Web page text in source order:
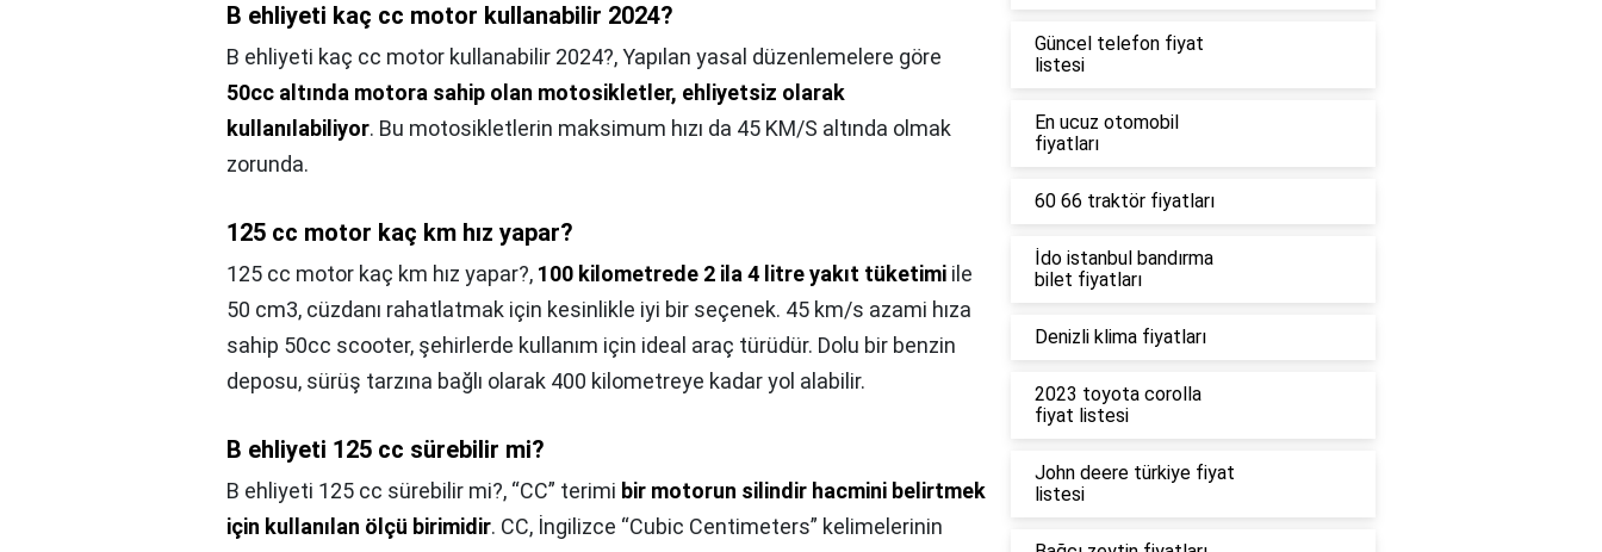
B ehliyeti kaç cc motor kullanabilir 2024?
B ehliyeti kaç cc motor kullanabilir 2024?,Yapılan yasal düzenlemelere göre
50cc altında motora sahip olan motosikletler, ehliyetsiz olarak
kullanılabiliyor. Bu motosikletlerin maksimum hızı da 45 KM/S altında olmak
zorunda.
125 cc motor kaç km hız yapar?
125 cc motor kaç km hız yapar?, 100 kilometrede 2 ila 4 litre yakıt tüketimi ile
50 cm3, cüzdanı rahatlatmak için kesinlikle iyi bir seçenek. 45 km/s azami hıza
sahip 50cc scooter, şehirlerde kullanım için ideal araç türüdür. Dolu bir benzin
deposu, sürüş tarzına bağlı olarak 400 kilometreye kadar yol alabilir.
B ehliyeti 125 cc sürebilir mi?
B ehliyeti 125 cc sürebilir mi?, “CC” terimi bir motorun silindir hacmini belirtmek
için kullanılan ölçü birimidir. CC, İngilizce “Cubic Centimeters” kelimelerinin
Güncel telefon fiyat
listesi
En ucuz otomobil
fiyatları
60 66 traktör fiyatları
İdo istanbul bandırma
bilet fiyatları
Denizli klima fiyatları
2023 toyota corolla
fiyat listesi
John deere türkiye fiyat
listesi